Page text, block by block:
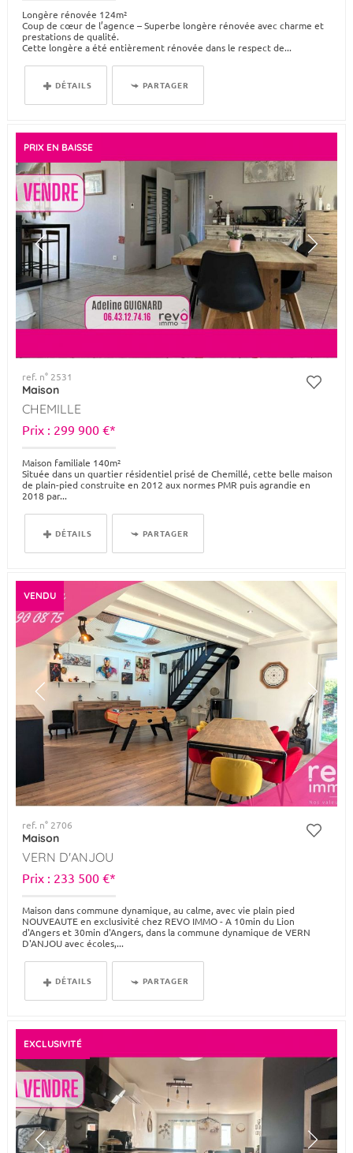
Longère rénovée 124m²
Coup de cœur de l’agence – Superbe longère rénovée avec charme et
prestations de qualité.
Cette longère a été entièrement rénovée dans le respect de...
DÉTAILS PARTAGER
PRIX EN BAISSE
ref. n° 2531
Maison
CHEMILLE
Prix : 299 900 €*
Maison familiale 140m²
Située dans un quartier résidentiel prisé de Chemillé, cette belle maison
de plain-pied construite en 2012 aux normes PMR puis agrandie en
2018 par...
DÉTAILS PARTAGER
VENDU
ref. n° 2706
Maison
VERN D'ANJOU
Prix : 233 500 €*
Maison dans commune dynamique, au calme, avec vie plain pied
NOUVEAUTE en exclusivité chez REVO IMMO - A 10min du Lion
d'Angers et 30min d'Angers, dans la commune dynamique de VERN
D'ANJOU avec écoles,...
DÉTAILS PARTAGER
EXCLUSIVITÉ